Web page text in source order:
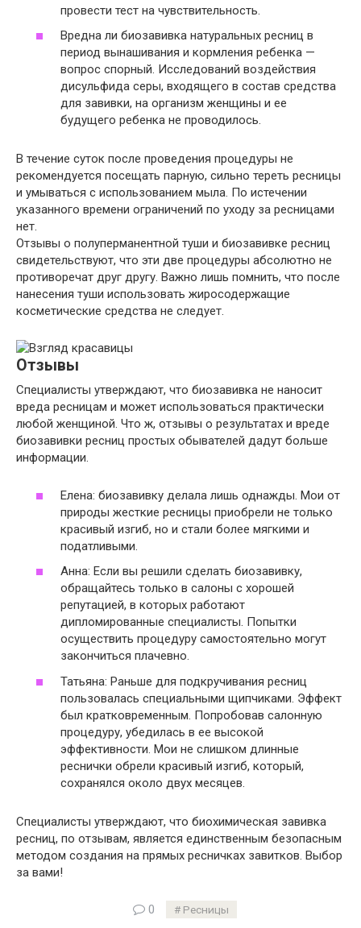
провести тест на чувствительность.
Вредна ли биозавивка натуральных ресниц в
период вынашивания и кормления ребенка —
вопрос спорный. Исследований воздействия
дисульфида серы, входящего в состав средства
для завивки, на организм женщины и ее
будущего ребенка не проводилось.
В течение суток после проведения процедуры не
рекомендуется посещать парную, сильно тереть ресницы
и умываться с использованием мыла. По истечении
указанного времени ограничений по уходу за ресницами
нет.
Отзывы о полуперманентной туши и биозавивке ресниц
свидетельствуют, что эти две процедуры абсолютно не
противоречат друг другу. Важно лишь помнить, что после
нанесения туши использовать жиросодержащие
косметические средства не следует.
Отзывы
Специалисты утверждают, что биозавивка не наносит
вреда ресницам и может использоваться практически
любой женщиной. Что ж, отзывы о результатах и вреде
биозавивки ресниц простых обывателей дадут больше
информации.
Елена: биозавивку делала лишь однажды. Мои от
природы жесткие ресницы приобрели не только
красивый изгиб, но и стали более мягкими и
податливыми.
Анна: Если вы решили сделать биозавивку,
обращайтесь только в салоны с хорошей
репутацией, в которых работают
дипломированные специалисты. Попытки
осуществить процедуру самостоятельно могут
закончиться плачевно.
Татьяна: Раньше для подкручивания ресниц
пользовалась специальными щипчиками. Эффект
был кратковременным. Попробовав салонную
процедуру, убедилась в ее высокой
эффективности. Мои не слишком длинные
реснички обрели красивый изгиб, который,
сохранялся около двух месяцев.
Специалисты утверждают, что биохимическая завивка
ресниц, по отзывам, является единственным безопасным
методом создания на прямых ресничках завитков. Выбор
за вами!
0 Ресницы